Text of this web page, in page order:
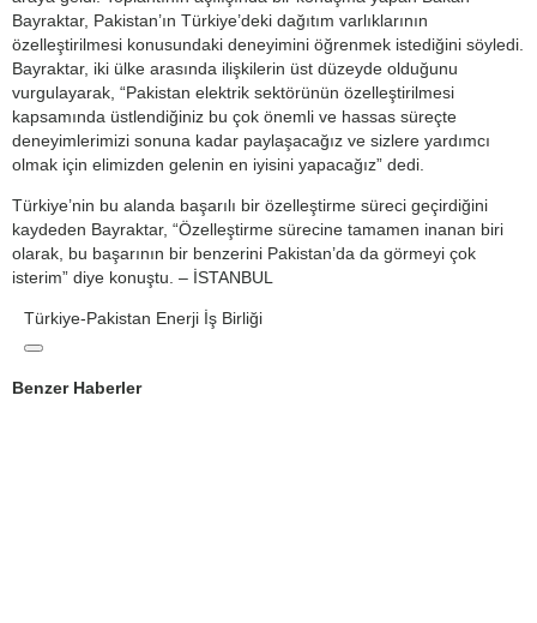
Bayraktar, Pakistan’ın Türkiye’deki dağıtım varlıklarının
özelleştirilmesi konusundaki deneyimini öğrenmek istediğini söyledi.
Bayraktar, iki ülke arasında ilişkilerin üst düzeyde olduğunu
vurgulayarak, “Pakistan elektrik sektörünün özelleştirilmesi
kapsamında üstlendiğiniz bu çok önemli ve hassas süreçte
deneyimlerimizi sonuna kadar paylaşacağız ve sizlere yardımcı
olmak için elimizden gelenin en iyisini yapacağız” dedi.
Türkiye’nin bu alanda başarılı bir özelleştirme süreci geçirdiğini
kaydeden Bayraktar, “Özelleştirme sürecine tamamen inanan biri
olarak, bu başarının bir benzerini Pakistan’da da görmeyi çok
isterim” diye konuştu. – İSTANBUL
Türkiye-Pakistan Enerji İş Birliği
Benzer Haberler